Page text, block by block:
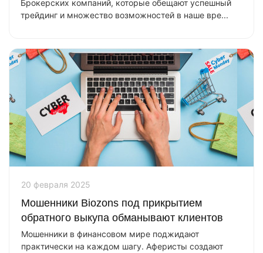
Брокерских компаний, которые обещают успешный
трейдинг и множество возможностей в наше вре...
20 февраля 2025
Мошенники Biozons под прикрытием
обратного выкупа обманывают клиентов
Мошенники в финансовом мире поджидают
практически на каждом шагу. Аферисты создают